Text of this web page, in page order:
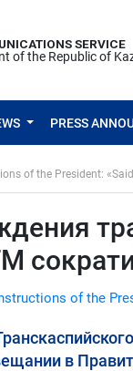
SERVICE
of the Republic of
PRESS
of the President:
of the
в